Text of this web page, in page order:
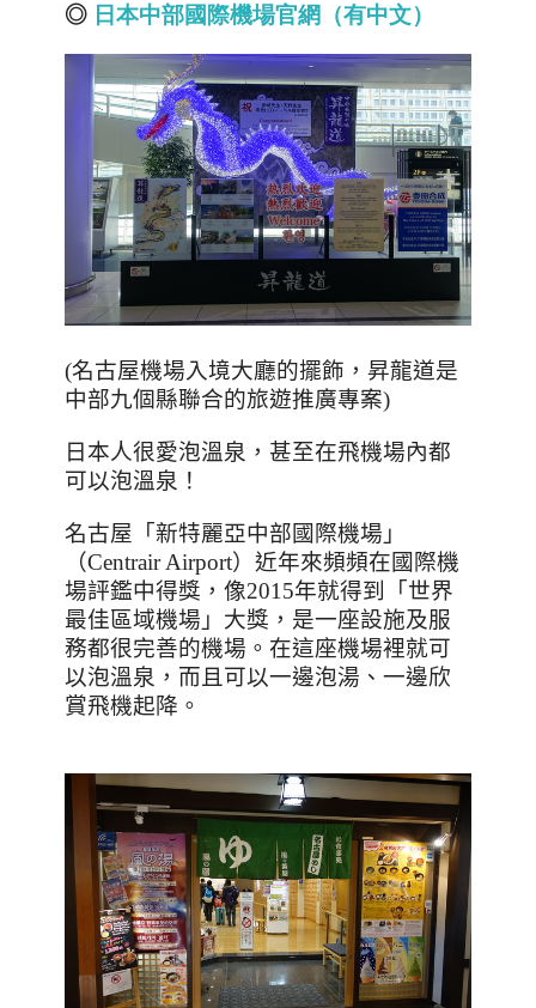
◎ 日本中部國際機場官網（有中文）
(名古屋機場入境大廳的擺飾，昇龍道是
中部九個縣聯合的旅遊推廣專案)
日本人很愛泡溫泉，甚至在飛機場內都
可以泡溫泉！
名古屋「新特麗亞中部國際機場」
（Centrair Airport）近年來頻頻在國際機
場評鑑中得獎，像2015年就得到「世界
最佳區域機場」大獎，是一座設施及服
務都很完善的機場。在這座機場裡就可
以泡溫泉，而且可以一邊泡湯、一邊欣
賞飛機起降。